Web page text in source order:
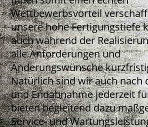
Wettbewerbsvorteil
unsere hohe Fertigungstiefe
auch während der
alle Anforderungen und
Änderungswünsche
Natürlich sind wir auch nach
und Endabnahme jederzeit
bieten begleitend dazu
Service- und